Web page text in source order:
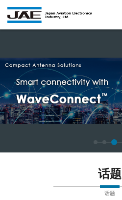
话题
话题